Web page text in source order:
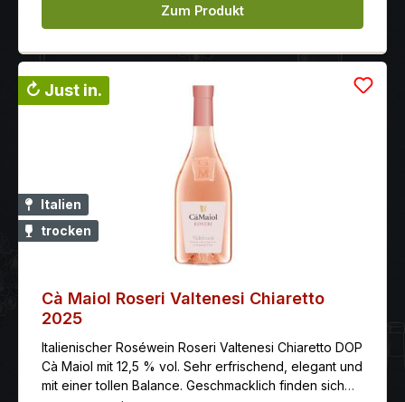
vorher öffnen: 1 Std. Herstellung: Premazeration bei 12
Grad für 20 Stunden, danach erfolgt die Gärung im
Monate in Barriques von 225 l und Tonneaux von 500
l ausgebaut und mindestens 6 Monate auf der
Flasche. Auszeichnung: Wine Enthusiast: 89 Punkte
(Jg. 08) Gambero Rosso: 2 Gläser (Jg. 07)
Zum Produkt
↻ Just in.
Italien
trocken
Cà Maiol Roseri Valtenesi Chiaretto
2025
Italienischer Roséwein Roseri Valtenesi Chiaretto DOP
Cà Maiol mit 12,5 % vol. Sehr erfrischend, elegant und
mit einer tollen Balance. Geschmacklich finden sich